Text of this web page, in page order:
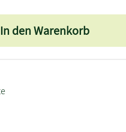
In den Warenkorb